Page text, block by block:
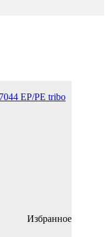
EP/PE tribo
Избранное